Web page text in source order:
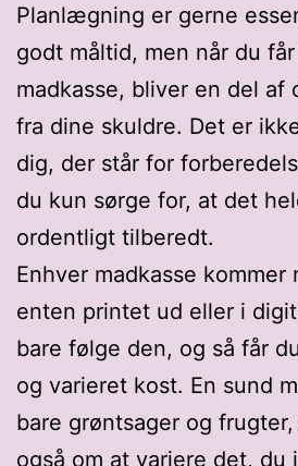
Planlægning er gerne
godt måltid, men når du
madkasse, bliver en del af
fra dine skuldre. Det er
dig, der står for
du kun sørge for, at det
ordentligt tilberedt.
Enhver madkasse kommer
enten printet ud eller i
bare følge den, og så får
og varieret kost. En sund
bare grøntsager og
også om at variere det, du